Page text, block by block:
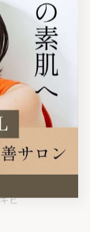
ーブピーリン
ビ